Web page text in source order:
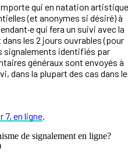
qui en natation
(et anonymes si désiré) à
qui fera un suivi avec la
les 2 jours ouvrables (pour
signalements identifiés par
généraux sont envoyés à
dans la plupart des cas dans
7, en ligne
de signalement en ligne?